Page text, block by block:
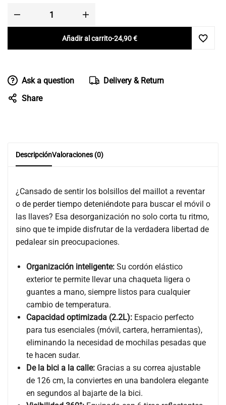
Añadir al carrito-24,90€
Ask a question
Delivery & Return
Share
DescripciónValoraciones (0)
¿Cansado de sentir los bolsillos del maillot a reventar
o de perder tiempo deteniéndote para buscar el móvil o
las llaves? Esa desorganización no solo corta tu ritmo,
sino que te impide disfrutar de la verdadera libertad de
pedalear sin preocupaciones.
Organización inteligente:Su cordón elástico
exterior te permite llevar una chaqueta ligera o
guantes a mano, siempre listos para cualquier
cambio de temperatura.
Capacidad optimizada (2.2L):Espacio perfecto
para tus esenciales (móvil, cartera, herramientas),
eliminando la necesidad de mochilas pesadas que
te hacen sudar.
De la bici a la calle:Gracias a su correa ajustable
de 126 cm, la conviertes en una bandolera elegante
en segundos al bajarte de la bici.